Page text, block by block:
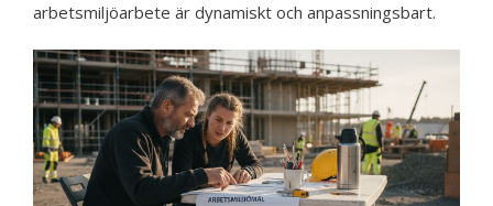
arbetsmiljöarbete är dynamiskt och anpassningsbart.